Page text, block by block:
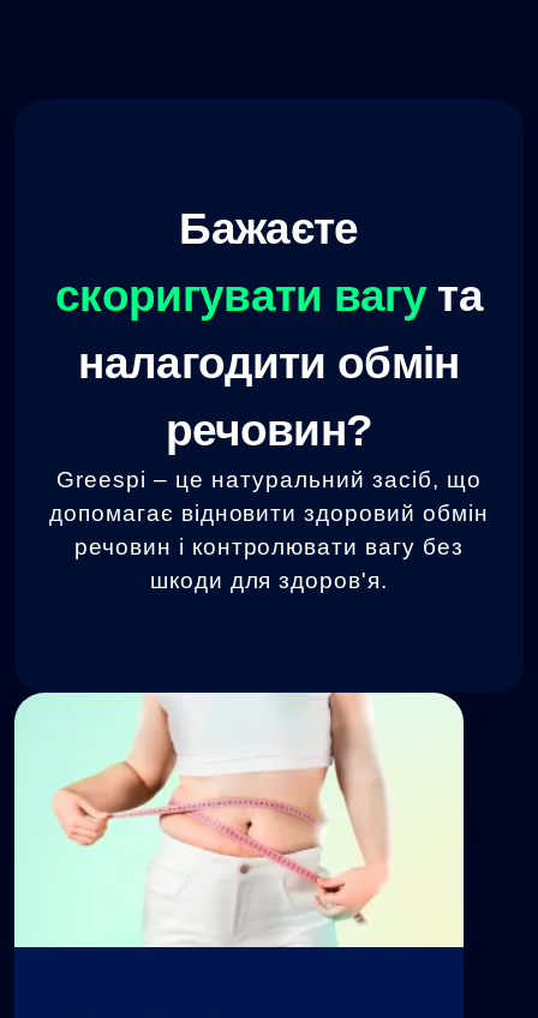
Бажаєте
скоригувати вагута
налагодити обмін
речовин?
Greespi – це натуральний засіб, що
допомагає відновити здоровий обмін
речовин і контролювати вагу без
шкоди для здоров'я.